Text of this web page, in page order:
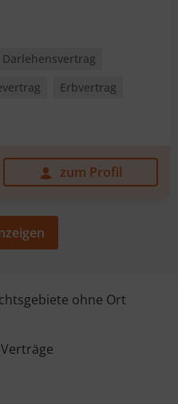
Darlehensvertrag
Erbvertrag
zum Profil
ohne Ort